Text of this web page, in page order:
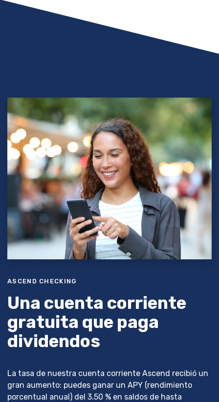
ASCEND CHECKING
Una cuenta corriente
gratuita que paga
dividendos
La tasa de nuestra cuenta corriente Ascend recibió un
gran aumento: puedes ganar un APY (rendimiento
porcentual anual) del 3.50 % en saldos de hasta